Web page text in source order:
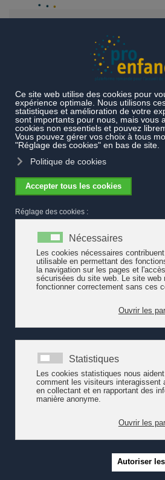
Documentation colonne droite
politique familiale et l'accueil de l'enfance
Rapports UNICEF sur la
familiale et l'accueil de
Le rapport « Are the world’s richest
matière de politique familiale au dernier
do rich countries stand on childcare »
la Suisse au 38ème rang sur 41 des
Are the world’s richest countries
OECD and EU
Policy in the OECD and EU » classe la
politique familiale au dernier rang
l'UE qui disposent de données.
Outre l'analyse d'un classement, ce
conseils aux pays sur la façon
faveur des familles :
Accorder des congés parentaux
garantis par la loi, dans l’ensemble
garde accessibles, adaptés à leur
coût abordable, quelles que soient